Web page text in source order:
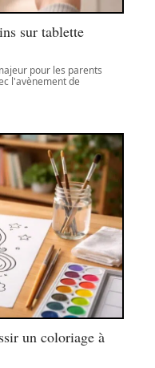
sur tablette
pour les parents
l'avènement de
un coloriage à